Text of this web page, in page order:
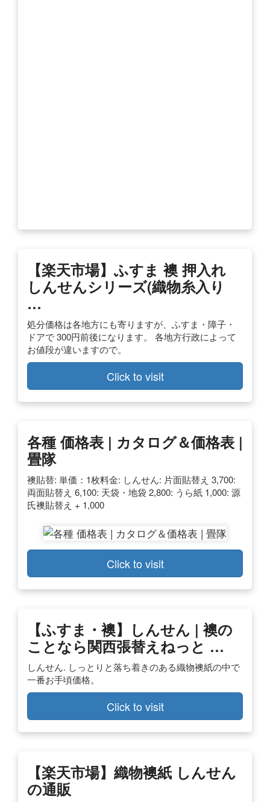
【楽天市場】ふすま 襖 押入れ
しんせんシリーズ(織物糸入り
…
処分価格は各地方にも寄りますが、ふすま・障子・
ドアで 300円前後になります。 各地方行政によって
お値段が違いますので。
Click to visit
各種 価格表 | カタログ＆価格表 |
畳隊
襖貼替: 単価：1枚料金: しんせん: 片面貼替え 3,700:
両面貼替え 6,100: 天袋・地袋 2,800: うら紙 1,000: 源
氏襖貼替え + 1,000
Click to visit
【ふすま・襖】しんせん | 襖の
ことなら関西張替えねっと …
しんせん. しっとりと落ち着きのある織物襖紙の中で
一番お手頃価格。
Click to visit
【楽天市場】織物襖紙 しんせん
の通販